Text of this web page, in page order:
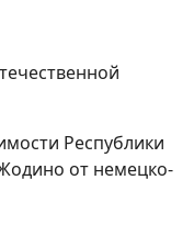
Республики
от немецко-